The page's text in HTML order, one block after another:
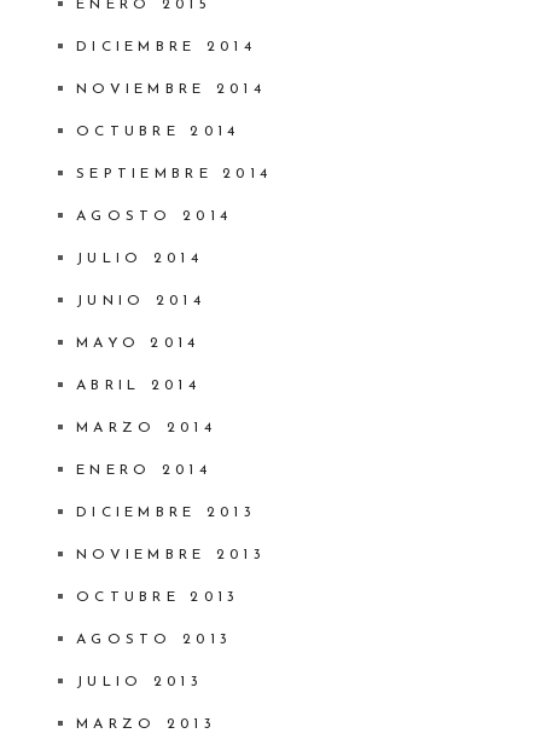
ENERO 2015
DICIEMBRE 2014
NOVIEMBRE 2014
OCTUBRE 2014
SEPTIEMBRE 2014
AGOSTO 2014
JULIO 2014
JUNIO 2014
MAYO 2014
ABRIL 2014
MARZO 2014
ENERO 2014
DICIEMBRE 2013
NOVIEMBRE 2013
OCTUBRE 2013
AGOSTO 2013
JULIO 2013
MARZO 2013